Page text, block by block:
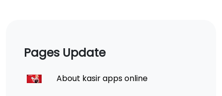
Pages Update
About kasir apps online